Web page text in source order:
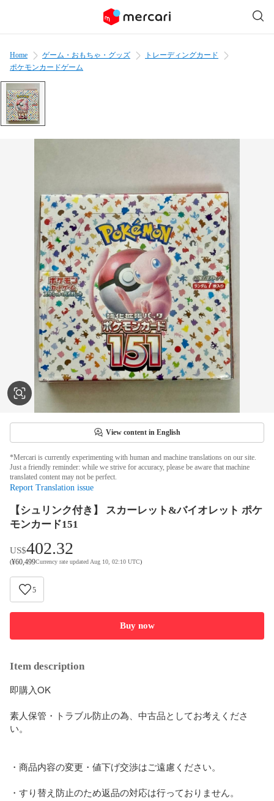
Home ゲーム・おもちゃ・グッズ
トレーディングカード
ポケモンカードゲーム
View content in English
*Mercari is currently experimenting with human and machine translations on our site.
Just a friendly reminder: while we strive for accuracy, please be aware that machine
translated content may not be perfect.
Report Translation issue
【シュリンク付き】 スカーレット&バイオレット ポケ
モンカード151
US$402.32
(¥60,499Currency rate updated Aug 10, 02:10 UTC)
5
Buy now
Item description
即購入OK
素人保管・トラブル防止の為、中古品としてお考えくださ
い。
・商品内容の変更・値下げ交渉はご遠慮ください。
・すり替え防止のため返品の対応は行っておりません。